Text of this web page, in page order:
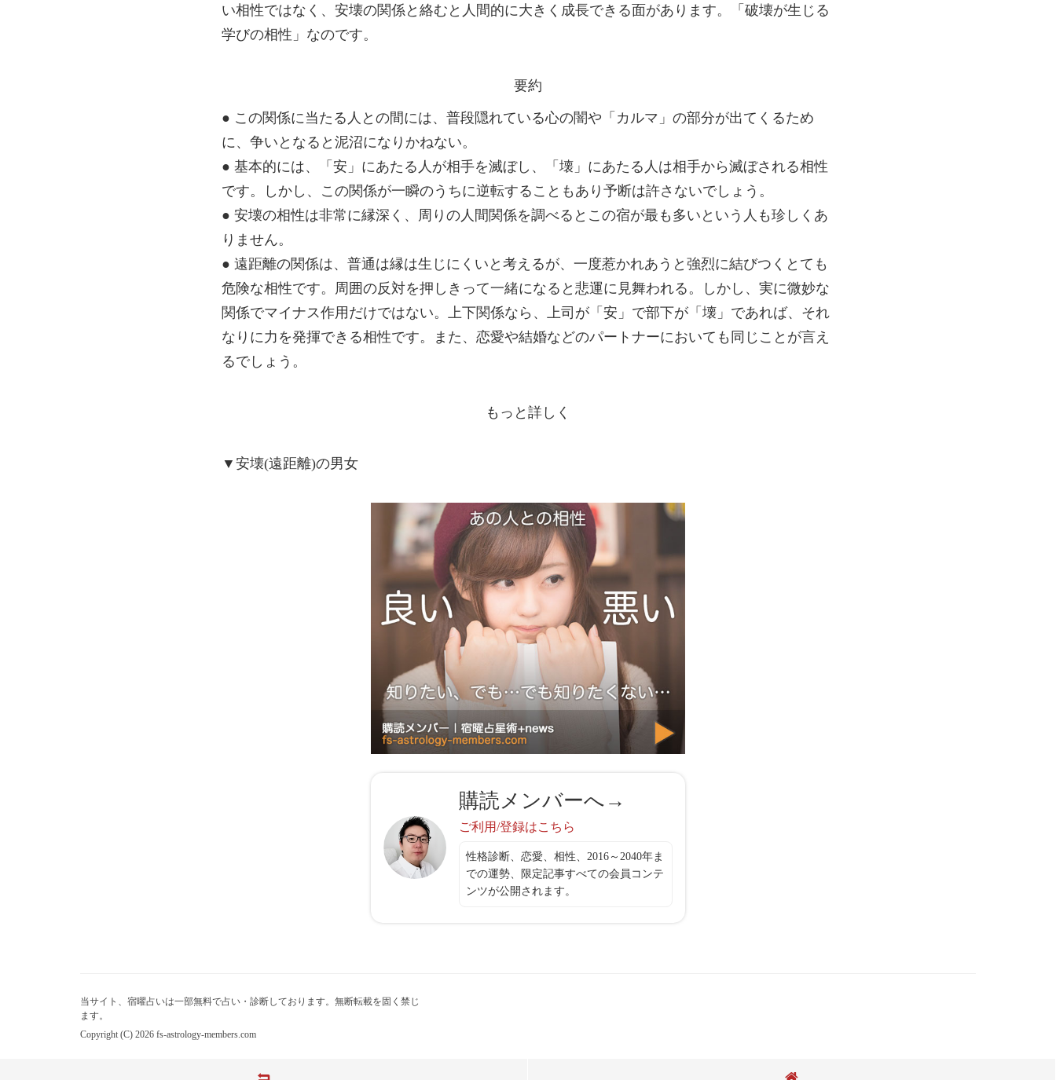
い相性ではなく、安壊の関係と絡むと人間的に大きく成長できる面があります。「破壊が生じる
学びの相性」なのです。
要約
● この関係に当たる人との間には、普段隠れている心の闇や「カルマ」の部分が出てくるため
に、争いとなると泥沼になりかねない。
● 基本的には、「安」にあたる人が相手を滅ぼし、「壊」にあたる人は相手から滅ぼされる相性
です。しかし、この関係が一瞬のうちに逆転することもあり予断は許さないでしょう。
● 安壊の相性は非常に縁深く、周りの人間関係を調べるとこの宿が最も多いという人も珍しくあ
りません。
● 遠距離の関係は、普通は縁は生じにくいと考えるが、一度惹かれあうと強烈に結びつくとても
危険な相性です。周囲の反対を押しきって一緒になると悲運に見舞われる。しかし、実に微妙な
関係でマイナス作用だけではない。上下関係なら、上司が「安」で部下が「壊」であれば、それ
なりに力を発揮できる相性です。また、恋愛や結婚などのパートナーにおいても同じことが言え
るでしょう。
もっと詳しく
▼安壊(遠距離)の男女
購読メンバーへ→
ご利用/登録はこちら
性格診断、恋愛、相性、2016～2040年ま
での運勢、限定記事すべての会員コンテ
ンツが公開されます。
当サイト、宿曜占いは一部無料で占い・診断しております。無断転載を固く禁じ
ます。
Copyright (C) 2026 fs-astrology-members.com